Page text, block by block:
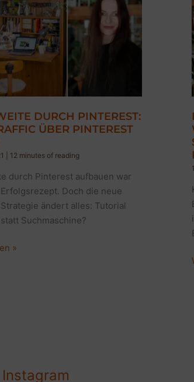
DURCH PINTEREST:
ÜBER PINTEREST
12 minutes of reading
durch Pinterest aufbauen war
Doch die neue
ändert alles: Tutorial
Suchmaschine?
»